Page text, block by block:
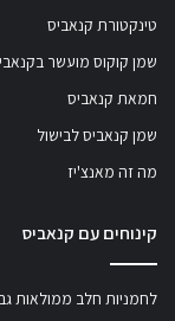
טינקטורת קנאביס
שמן קוקוס מועשר
חמאת קנאביס
שמן קנאביס לבישול
מה זה מאנצ'יז
קינוחים עם קנאביס
לחמניות חלב ממולאות